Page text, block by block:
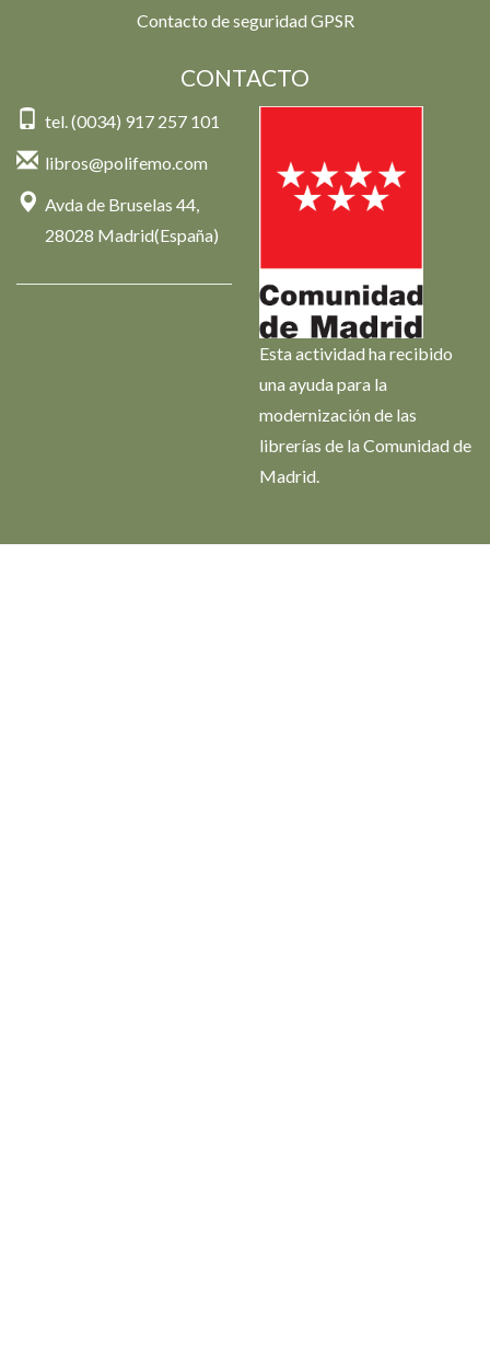
Contacto de seguridad GPSR
CONTACTO
tel. (0034) 917 257 101
libros@polifemo.com
Avda de Bruselas 44,
28028 Madrid(España)
Esta actividad ha recibido
una ayuda para la
modernización de las
librerías de la Comunidad de
Madrid.